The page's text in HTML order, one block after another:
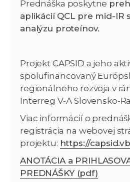
Prednáška poskytne
aplikácií QCL pre mid-IR
analýzu proteínov.
Projekt CAPSID a jeho
spolufinancovaný
regionálneho rozvoja v
Interreg V-A Slovensko-
Viac informácií o
registrácia na webovej
projektu: https://
ANOTÁCIA a
PREDNÁŠKY (pdf)